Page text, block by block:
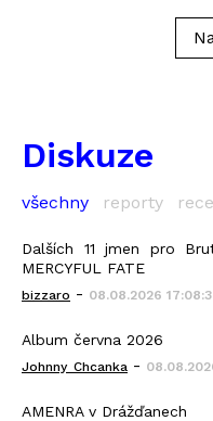
Diskuze
všechny reporty
Dalších 11 jmen pro
MERCYFUL FATE
bizzaro - 08.08.2026
Album června 2026
Johnny_Chcanka -
AMENRA v Drážďanech